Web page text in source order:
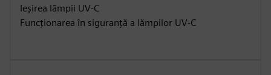
Ieșirea lămpii UV-C
Funcționarea în siguranță a lămpilor UV-C